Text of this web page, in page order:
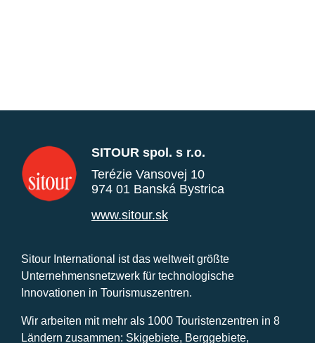
SITOUR spol. s r.o.
Terézie Vansovej 10
974 01 Banská Bystrica
www.sitour.sk
Sitour International ist das weltweit größte
Unternehmensnetzwerk für technologische
Innovationen in Tourismuszentren.
Wir arbeiten mit mehr als 1000 Touristenzentren in 8
Ländern zusammen: Skigebiete, Berggebiete,